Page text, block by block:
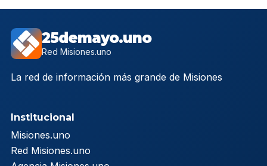
25demayo.uno
Red Misiones.uno
La red de información más grande de Misiones
Institucional
Misiones.uno
Red Misiones.uno